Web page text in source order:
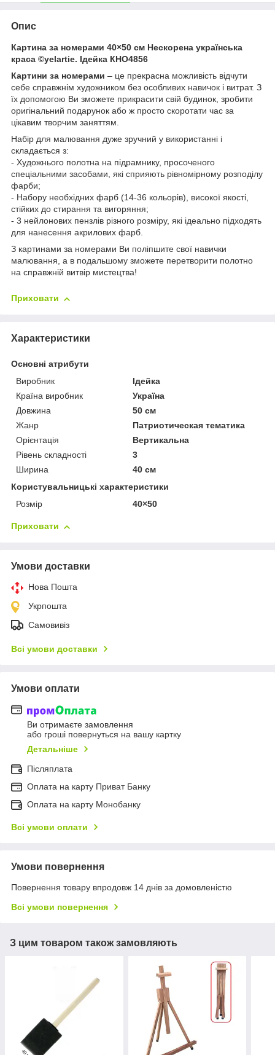
Опис
Картина за номерами 40×50 см Нескорена українська
краса ©yelartie. Ідейка КНО4856
Картини за номерами – це прекрасна можливість відчути
себе справжнім художником без особливих навичок і витрат. З
їх допомогою Ви зможете прикрасити свій будинок, зробити
оригінальний подарунок або ж просто скоротати час за
цікавим творчим заняттям.
Набір для малювання дуже зручний у використанні і
складається з:
- Художнього полотна на підрамнику, просоченого
спеціальними засобами, які сприяють рівномірному розподілу
фарби;
- Набору необхідних фарб (14-36 кольорів), високої якості,
стійких до стирання та вигоряння;
- 3 нейлонових пензлів різного розміру, які ідеально підходять
для нанесення акрилових фарб.
З картинами за номерами Ви поліпшите свої навички
малювання, а в подальшому зможете перетворити полотно
на справжній витвір мистецтва!
Приховати
Характеристики
Основні атрибути
Виробник
Ідейка
Країна виробник
Україна
Довжина
50 см
Жанр
Патриотическая тематика
Орієнтація
Вертикальна
Рівень складності
3
Ширина
40 см
Користувальницькі характеристики
Розмір
40×50
Приховати
Умови доставки
Нова Пошта
Укрпошта
Самовивіз
Всі умови доставки
Умови оплати
Ви отримаєте замовлення
або гроші повернуться на вашу картку
Детальніше
Післяплата
Оплата на карту Приват Банку
Оплата на карту Монобанку
Всі умови оплати
Умови повернення
Повернення товару впродовж 14 днів за домовленістю
Всі умови повернення
З цим товаром також замовляють